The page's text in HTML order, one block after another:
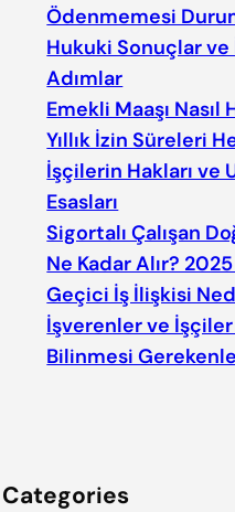
Ödenmemesi
Hukuki Sonuçlar
Adımlar
Emekli Maaşı Nasıl
Yıllık İzin Süreleri
İşçilerin Hakları ve
Esasları
Sigortalı Çalışan
Ne Kadar Alır?
Geçici İş İlişkisi
İşverenler ve
Bilinmesi
Categories